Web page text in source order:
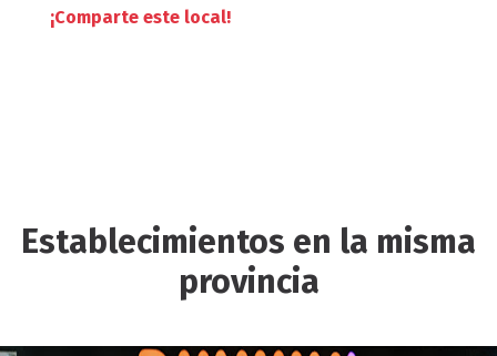
¡Comparte este local!
Establecimientos en la misma
provincia